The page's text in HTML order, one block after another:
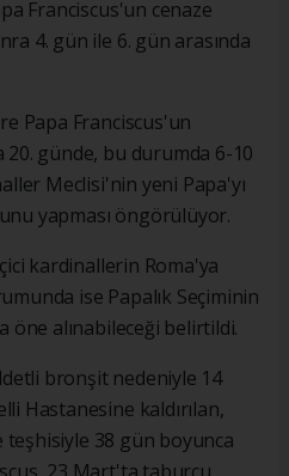
Franciscus'un cenaze
4. gün ile 6. gün arasında
Papa Franciscus'un
günde, bu durumda 6-10
Meclisi'nin yeni Papa'yı
yapması öngörülüyor.
kardinallerin Roma'ya
ise Papalık Seçiminin
öne alınabileceği belirtildi.
bronşit nedeniyle 14
Hastanesine kaldırılan,
38 gün boyunca